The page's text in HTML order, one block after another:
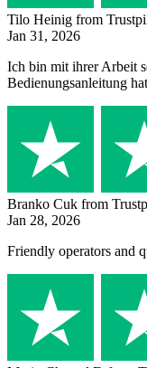
Tilo Heinig from
Jan 31, 2026
Ich bin mit ihrer Arbeit
Bedienungsanleitung
Branko Cuk from
Jan 28, 2026
Friendly operators and